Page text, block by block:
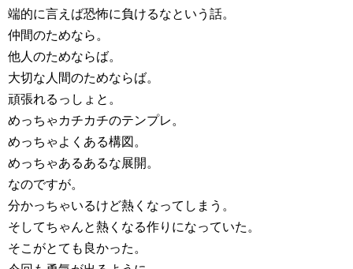
端的に言えば恐怖に負けるなという話。
仲間のためなら。
他人のためならば。
大切な人間のためならば。
頑張れるっしょと。
めっちゃカチカチのテンプレ。
めっちゃよくある構図。
めっちゃあるあるな展開。
なのですが。
分かっちゃいるけど熱くなってしまう。
そしてちゃんと熱くなる作りになっていた。
そこがとても良かった。